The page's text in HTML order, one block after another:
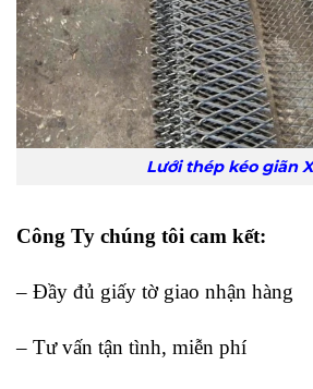
Lưới thép kéo giãn
Công Ty chúng tôi cam kết:
– Đầy đủ giấy tờ giao nhận hàng
– Tư vấn tận tình, miễn phí